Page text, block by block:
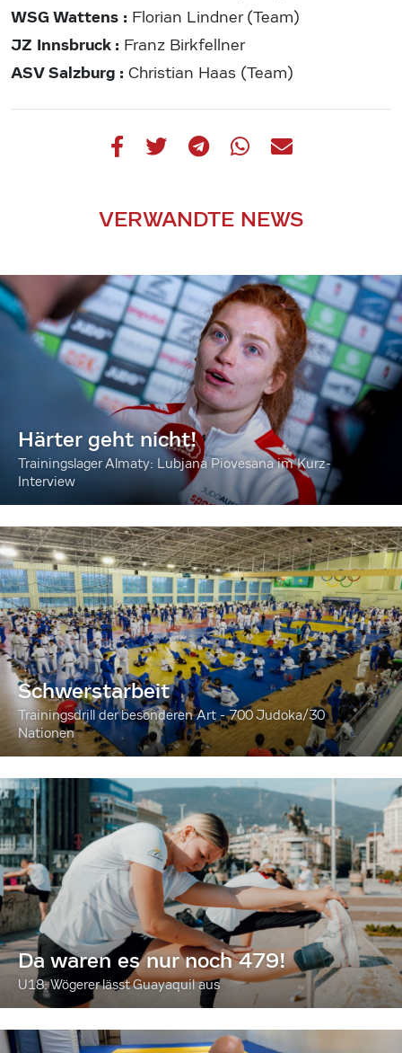
WSG Wattens : Florian Lindner (Team)
JZ Innsbruck : Franz Birkfellner
ASV Salzburg : Christian Haas (Team)
VERWANDTE NEWS
Härter geht nicht!
Trainingslager Almaty: Lubjana Piovesana im Kurz-
Interview
Schwerstarbeit
Trainingsdrill der besonderen Art - 700 Judoka/30
Nationen
Da waren es nur noch 479!
U18: Wögerer lässt Guayaquil aus